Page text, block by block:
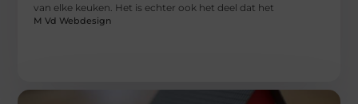
van elke keuken. Het is echter ook het deel dat het
M Vd Webdesign